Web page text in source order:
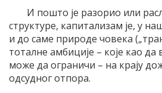
И пошто је разорио или
структуре, капитализам је, у
и до саме природе човека
тоталне амбиције – које као
може да ограничи – на крају
одсудног отпора.